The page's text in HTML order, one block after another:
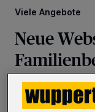
Viele Angebote
Neue
Wuppertal·Die
es jetzt zum